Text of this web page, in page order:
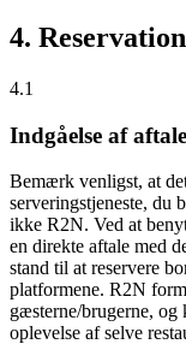
4.
4.1
Indgåelse af
Bemærk venligst, at
serveringstjeneste, du
ikke R2N. Ved at
en direkte aftale med
stand til at reservere
platformene. R2N
gæsterne/brugerne,
oplevelse af selve